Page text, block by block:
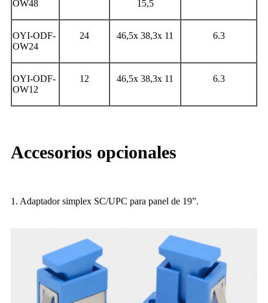
OW48 15,5
OYI-ODF-
OW24
24 46,5x 38,3x 11 6.3
OYI-ODF-
OW12
12 46,5x 38,3x 11 6.3
Accesorios opcionales
1. Adaptador simplex SC/UPC para panel de 19”.